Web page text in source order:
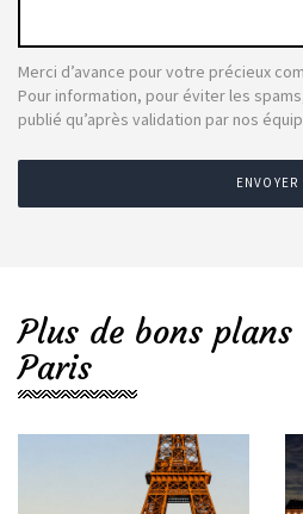
Merci d’avance pour votre précieux
Pour information, pour éviter les
publié qu’après validation par nos
ENVOYER
Plus de bons
Paris